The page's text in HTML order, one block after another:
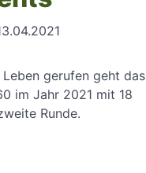
gerufen geht das
im Jahr 2021 mit 18
Runde.